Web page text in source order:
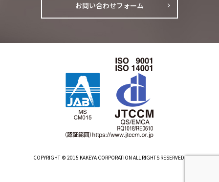
お問い合わせフォーム
COPYRIGHT © 2015 KAKEYA CORPORATION ALL RIGHTS RESERVED.